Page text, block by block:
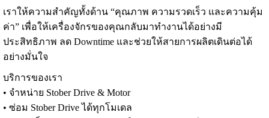
เราให้ความสำคัญทั้งด้าน “คุณภาพ ความรวดเร็ว และความคุ้ม
ค่า” เพื่อให้เครื่องจักรของคุณกลับมาทำงานได้อย่างมี
ประสิทธิภาพ ลด Downtime และช่วยให้สายการผลิตเดินต่อได้
อย่างมั่นใจ
บริการของเรา
• จำหน่าย Stober Drive & Motor
• ซ่อม Stober Drive ได้ทุกโมเดล